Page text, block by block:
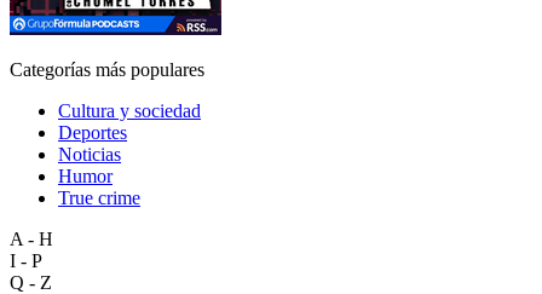
Categorías más populares
Cultura y sociedad
Deportes
Noticias
Humor
True crime
A - H
I - P
Q - Z